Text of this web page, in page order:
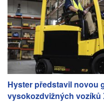
Hyster představil novou
vysokozdvižných vozíků